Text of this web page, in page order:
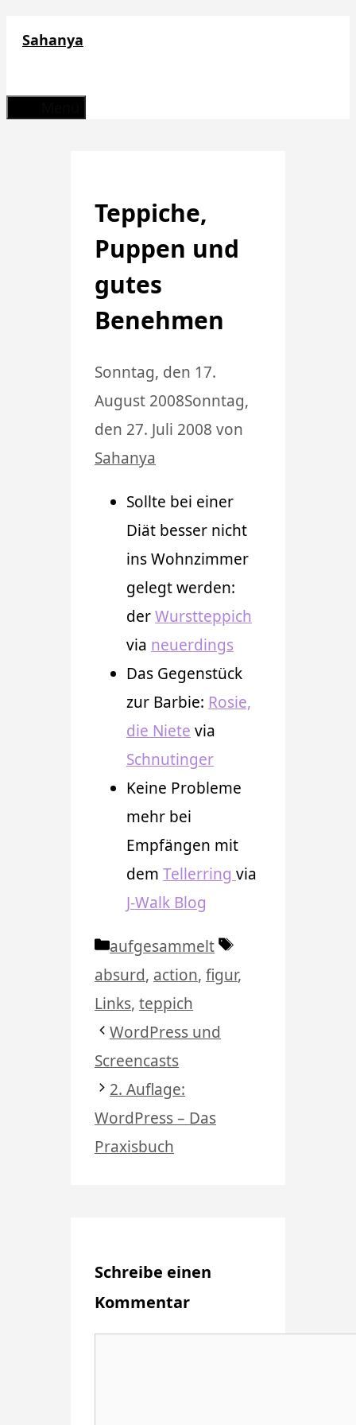
Sahanya
Teppiche,
Puppen und
gutes
Benehmen
Sonntag, den 17.
August 2008Sonntag,
den 27. Juli 2008 von
Sahanya
Sollte bei einer
Diät besser nicht
ins Wohnzimmer
gelegt werden:
derWurstteppich
via neuerdings
Das Gegenstück
zur Barbie: Rosie,
die Niete via
Schnutinger
Keine Probleme
mehr bei
Empfängen mit
dem Tellerring via
J-Walk Blog
Kategorien
aufgesammelt
Schlagwörter
absurd, action, figur,
Links, teppich
WordPress und
Screencasts
2. Auflage:
WordPress – Das
Praxisbuch
Schreibe einen
Kommentar